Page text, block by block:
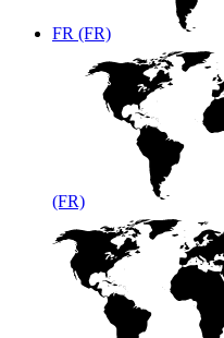
FR (FR)
(FR)